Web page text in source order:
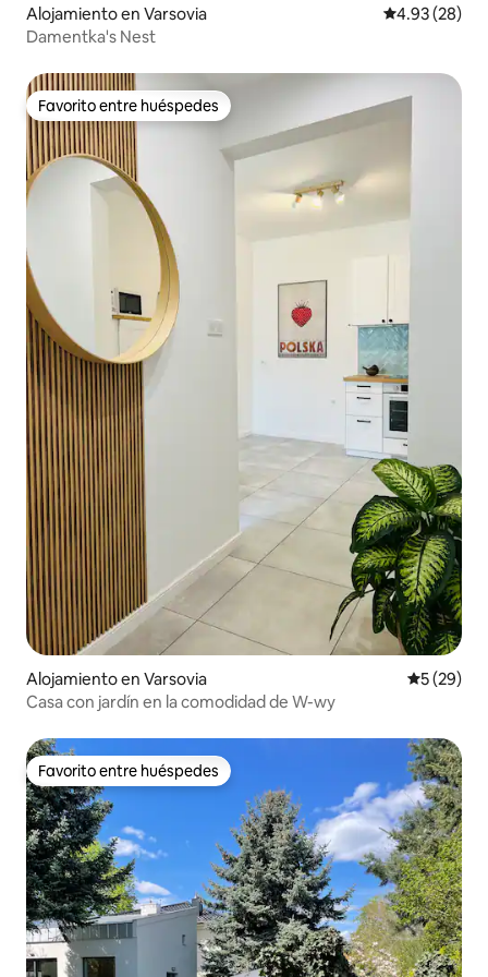
Alojamiento en Varsovia Calificación
4.93 (28)
Damentka's Nest
Favorito entre huéspedes
Favorito entre huéspedes
Alojamiento en Varsovia
5 (29)
Casa con jardín en la comodidad de W-wy
Favorito entre huéspedes
Favorito entre huéspedes